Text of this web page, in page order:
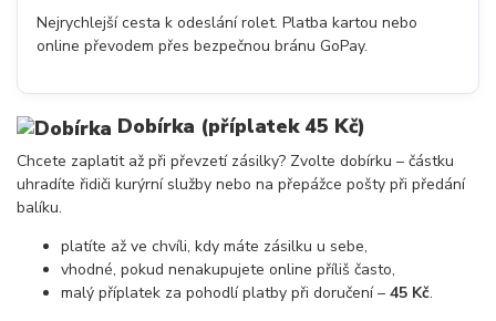
Nejrychlejší cesta k odeslání rolet. Platba kartou nebo
online převodem přes bezpečnou bránu GoPay.
Dobírka (příplatek 45 Kč)
Chcete zaplatit až při převzetí zásilky? Zvolte dobírku – částku
uhradíte řidiči kurýrní služby nebo na přepážce pošty při předání
balíku.
platíte až ve chvíli, kdy máte zásilku u sebe,
vhodné, pokud nenakupujete online příliš často,
malý příplatek za pohodlí platby při doručení – 45 Kč.